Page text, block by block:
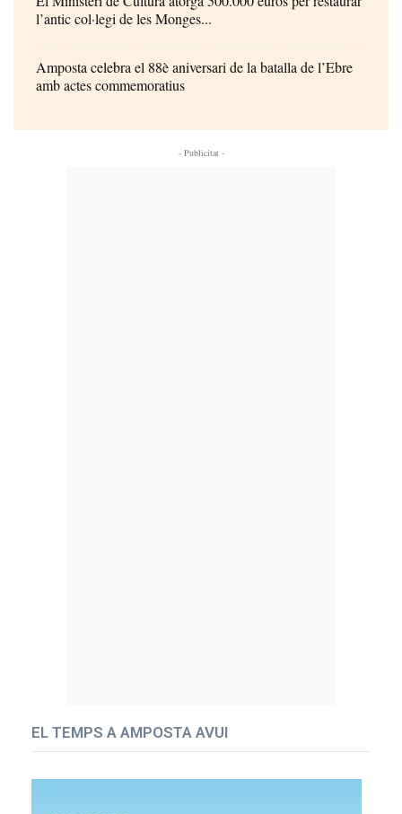
l’antic col·legi de les Monges...
Amposta celebra el 88è aniversari de la batalla de l’Ebre
amb actes commemoratius
- Publicitat -
EL TEMPS A AMPOSTA AVUI